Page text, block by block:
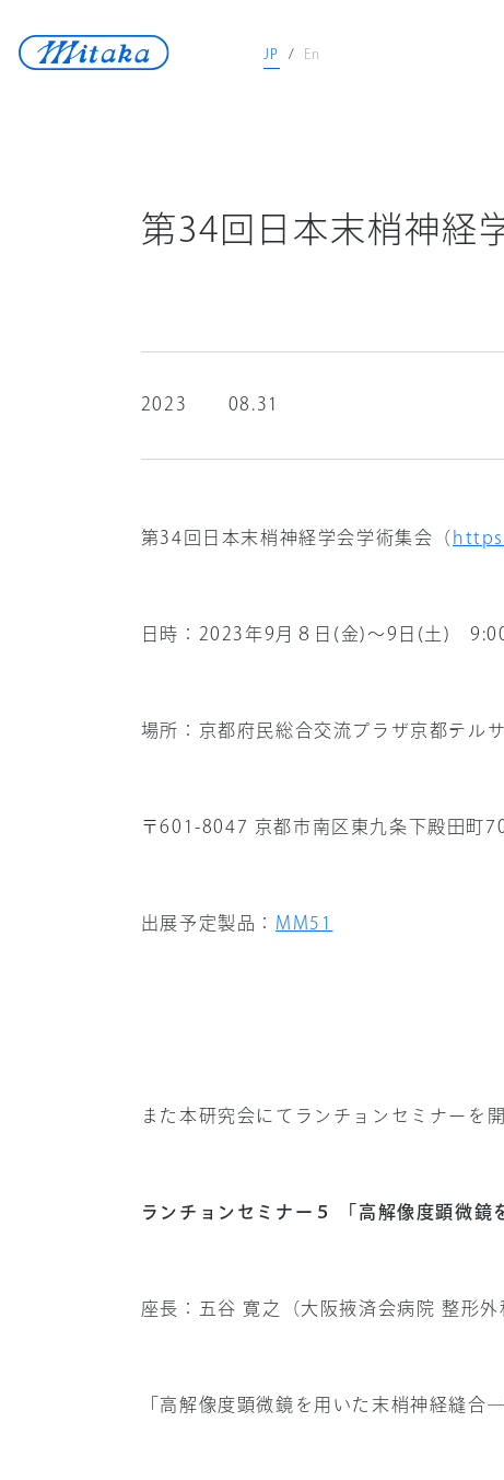
測定機器
ニュース
会社情報
サイト内検索
JP / En
第34回日本末梢神経
2023 08.31
第34 回日本末梢神経学会学術集会（
日時： 2023年9 月８日 (金) ～9 日 (土 )
場所：京都府民総合交流プラザ京都テル
〒601-8047 京都市南区東九条下殿田町
出展予定製品： MM51
また本研究会にてランチョンセミナーを
ランチョンセミナー５ 「高解像度顕微鏡
座長：五谷 寛之（大阪掖済会病院 整形外
「高解像度顕微鏡を用いた末梢神経縫合